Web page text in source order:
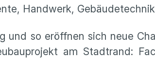
Handwerk,
so eröffnen sich neue
am Stadtrand: